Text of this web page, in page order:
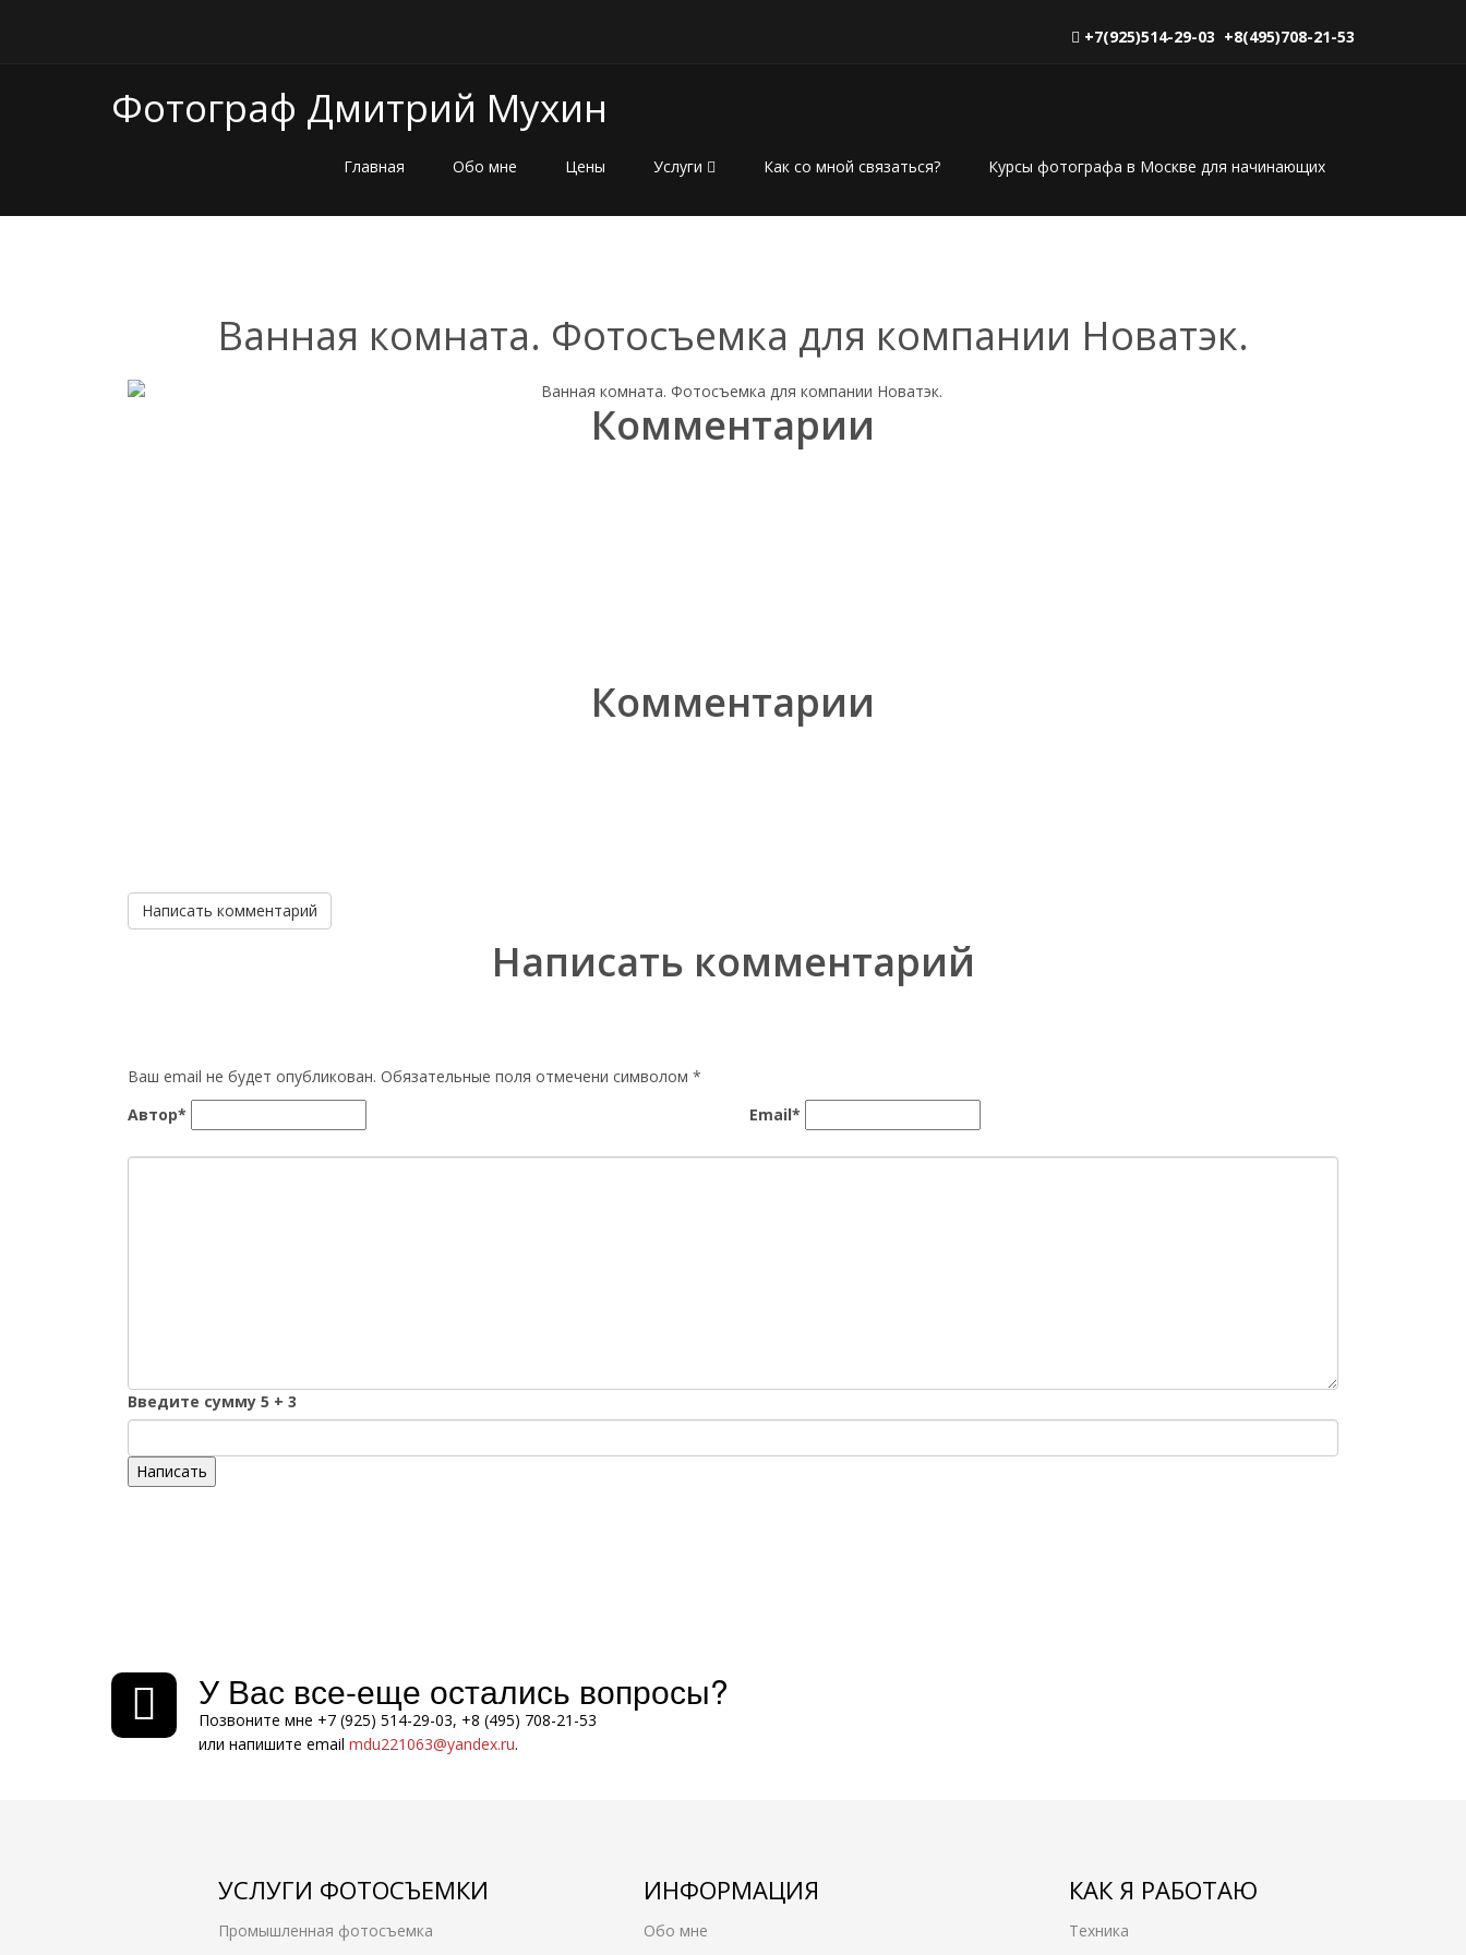
+7(925)514-29-03 +8(495)708-21-53
Фотограф Дмитрий Мухин
Главная Обо мне Цены Услуги Как со мной связаться? Курсы фотографа в Москве для начинающих
Ванная комната. Фотосъемка для компании Новатэк.
Комментарии
Комментарии
Написать комментарий
Написать комментарий
Ваш email не будет опубликован. Обязательные поля отмечени символом *
Автор*
Email*
Введите сумму 5 + 3
Написать
У Вас все-еще остались вопросы?
Позвоните мне +7 (925) 514-29-03, +8 (495) 708-21-53
или напишите email mdu221063@yandex.ru.
УСЛУГИ ФОТОСЪЕМКИ
Промышленная фотосъемка
ИНФОРМАЦИЯ
Обо мне
КАК Я РАБОТАЮ
Техника